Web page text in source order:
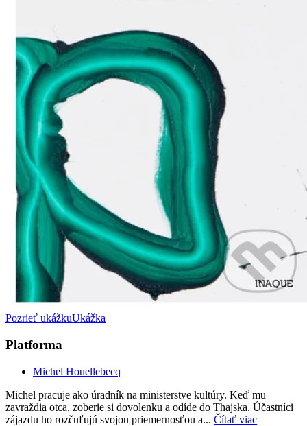
Pozrieť ukážkuUkážka
Platforma
Michel Houellebecq
Michel pracuje ako úradník na ministerstve kultúry. Keď mu
zavraždia otca, zoberie si dovolenku a odíde do Thajska. Účastníci
zájazdu ho rozčuľujú svojou priemernosťou a... Čítať viac